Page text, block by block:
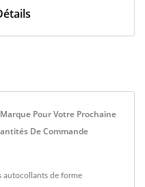
Pour Votre Prochaine
De Commande
autocollants de forme